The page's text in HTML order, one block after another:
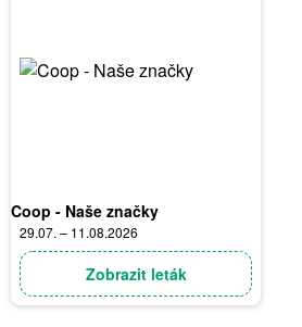
Coop - Naše značky
29.07. – 11.08.2026
Zobrazit leták